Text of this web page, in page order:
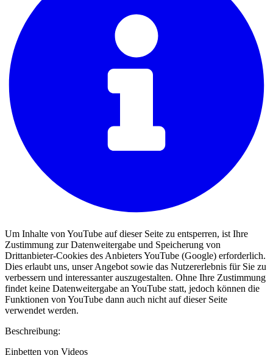
Um Inhalte von YouTube auf dieser Seite zu entsperren, ist Ihre
Zustimmung zur Datenweitergabe und Speicherung von
Drittanbieter-Cookies des Anbieters YouTube (Google) erforderlich.
Dies erlaubt uns, unser Angebot sowie das Nutzererlebnis für Sie zu
verbessern und interessanter auszugestalten. Ohne Ihre Zustimmung
findet keine Datenweitergabe an YouTube statt, jedoch können die
Funktionen von YouTube dann auch nicht auf dieser Seite
verwendet werden.
Beschreibung:
Einbetten von Videos